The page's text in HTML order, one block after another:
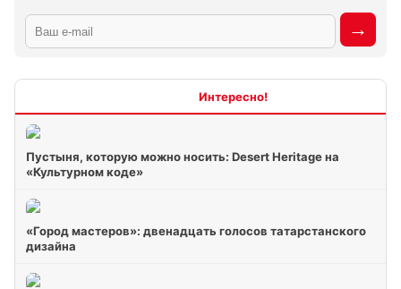
Пустыня, которую можно носить: Desert Heritage на
«Культурном коде»
«Город мастеров»: двенадцать голосов татарстанского
дизайна